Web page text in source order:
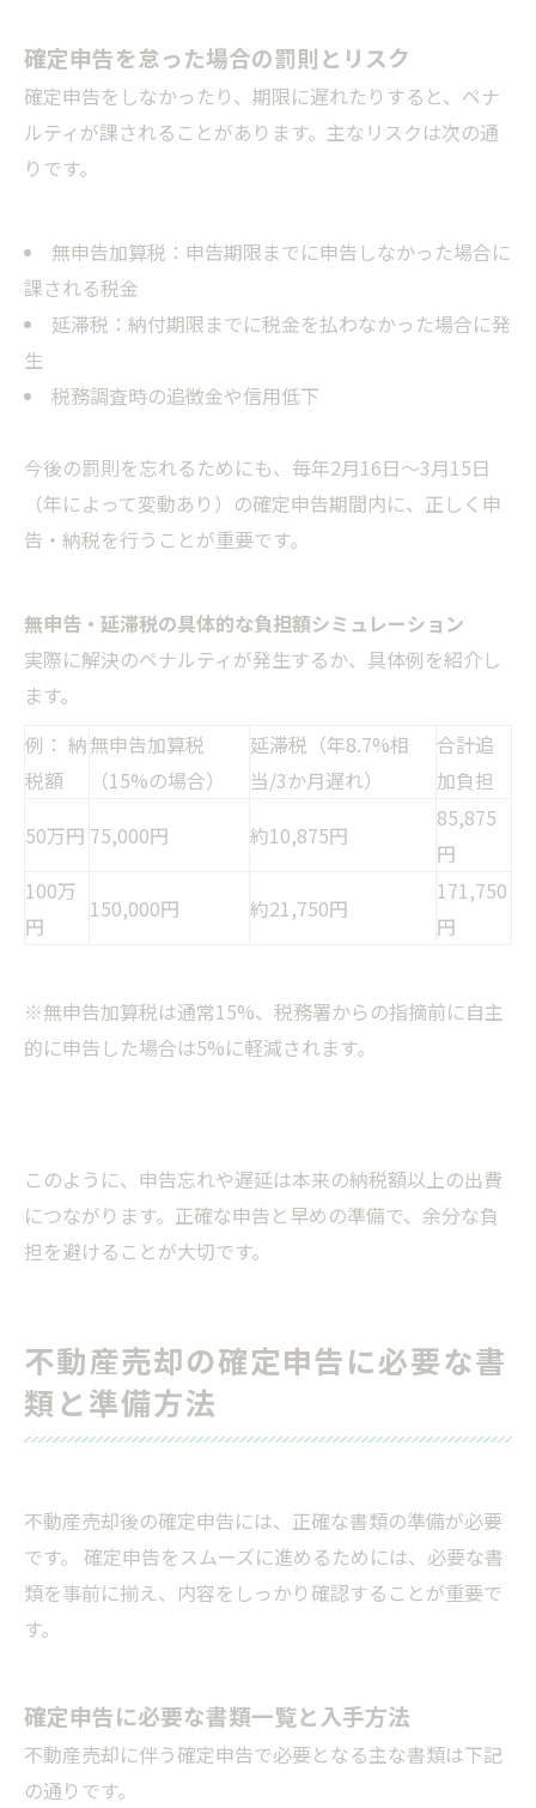
確定申告を怠った場合の罰則とリスク
確定申告をしなかったり、期限に遅れたりすると、ペナ
ルティが課されることがあります。主なリスクは次の通
りです。
無申告加算税：申告期限までに申告しなかった場合に
課される税金
延滞税：納付期限までに税金を払わなかった場合に発
生
税務調査時の追徴金や信用低下
今後の罰則を忘れるためにも、毎年2月16日～3月15日
（年によって変動あり）の確定申告期間内に、正しく申
告・納税を行うことが重要です。
無申告・延滞税の具体的な負担額シミュレーション
実際に解決のペナルティが発生するか、具体例を紹介し
ます。
例： 納
税額
無申告加算税
（15%の場合）
延滞税（年8.7%相
当/3か月遅れ）
合計追
加負担
50万円 75,000円 約10,875円
85,875
円
100万
円
150,000円 約21,750円
171,750
円
※無申告加算税は通常15%、税務署からの指摘前に自主
的に申告した場合は5%に軽減されます。
このように、申告忘れや遅延は本来の納税額以上の出費
につながります。正確な申告と早めの準備で、余分な負
担を避けることが大切です。
不動産売却の確定申告に必要な書
類と準備方法
不動産売却後の確定申告には、正確な書類の準備が必要
です。 確定申告をスムーズに進めるためには、必要な書
類を事前に揃え、内容をしっかり確認することが重要で
す。
確定申告に必要な書類一覧と入手方法
不動産売却に伴う確定申告で必要となる主な書類は下記
の通りです。